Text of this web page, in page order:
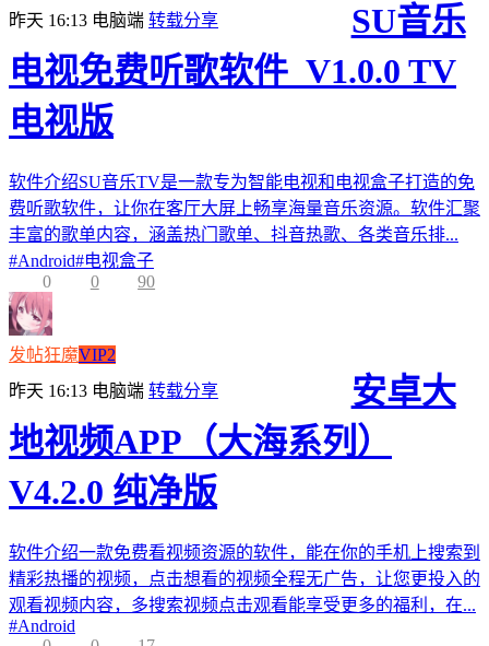
昨天 16:13 电脑端 转载分享
SU音乐
电视免费听歌软件_V1.0.0 TV
电视版
软件介绍SU音乐TV是一款专为智能电视和电视盒子打造的免
费听歌软件，让你在客厅大屏上畅享海量音乐资源。软件汇聚
丰富的歌单内容，涵盖热门歌单、抖音热歌、各类音乐排...
#Android#电视盒子
0
0 90
发帖狂魔VIP2
昨天 16:13 电脑端 转载分享
安卓大
地视频APP（大海系列）
V4.2.0 纯净版
软件介绍一款免费看视频资源的软件，能在你的手机上搜索到
精彩热播的视频，点击想看的视频全程无广告，让您更投入的
观看视频内容，多搜索视频点击观看能享受更多的福利，在...
#Android